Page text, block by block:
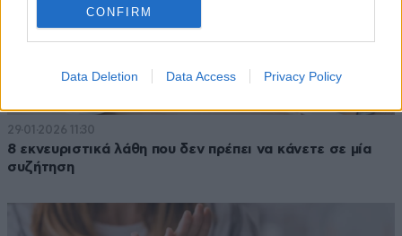
CONFIRM
Data Deletion Data Access Privacy Policy
29·01·2026 11:30
8 εκνευριστικά λάθη που δεν πρέπει να κάνετε σε μία
συζήτηση